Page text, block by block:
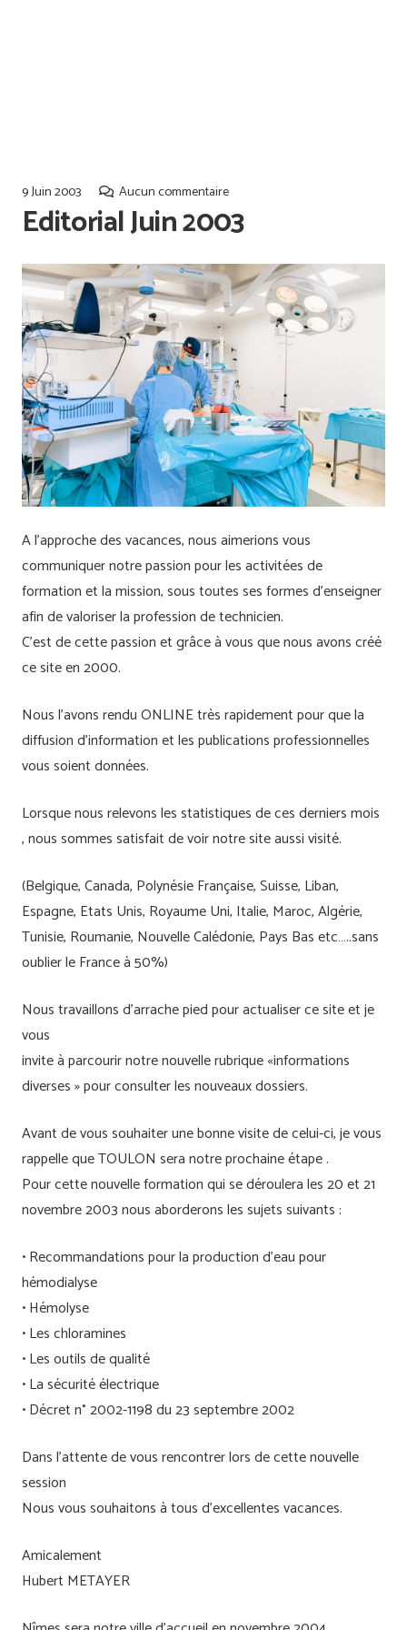
9 Juin 2003 Aucun commentaire
Editorial Juin 2003
A l’approche des vacances, nous aimerions vous
communiquer notre passion pour les activitées de
formation et la mission, sous toutes ses formes d’enseigner
afin de valoriser la profession de technicien.
C’est de cette passion et grâce à vous que nous avons créé
ce site en 2000.
Nous l’avons rendu ONLINE très rapidement pour que la
diffusion d’information et les publications professionnelles
vous soient données.
Lorsque nous relevons les statistiques de ces derniers mois
, nous sommes satisfait de voir notre site aussi visité.
(Belgique, Canada, Polynésie Française, Suisse, Liban,
Espagne, Etats Unis, Royaume Uni, Italie, Maroc, Algérie,
Tunisie, Roumanie, Nouvelle Calédonie, Pays Bas etc…..sans
oublier le France à 50%)
Nous travaillons d’arrache pied pour actualiser ce site et je
vous
invite à parcourir notre nouvelle rubrique «informations
diverses » pour consulter les nouveaux dossiers.
Avant de vous souhaiter une bonne visite de celui-ci, je vous
rappelle que TOULON sera notre prochaine étape .
Pour cette nouvelle formation qui se déroulera les 20 et 21
novembre 2003 nous aborderons les sujets suivants :
• Recommandations pour la production d’eau pour
hémodialyse
• Hémolyse
• Les chloramines
• Les outils de qualité
• La sécurité électrique
• Décret n° 2002-1198 du 23 septembre 2002
Dans l’attente de vous rencontrer lors de cette nouvelle
session
Nous vous souhaitons à tous d’excellentes vacances.
Amicalement
Hubert METAYER